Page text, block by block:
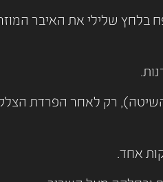
שלילי את האיבר
השיטה), רק לאחר הפרדת